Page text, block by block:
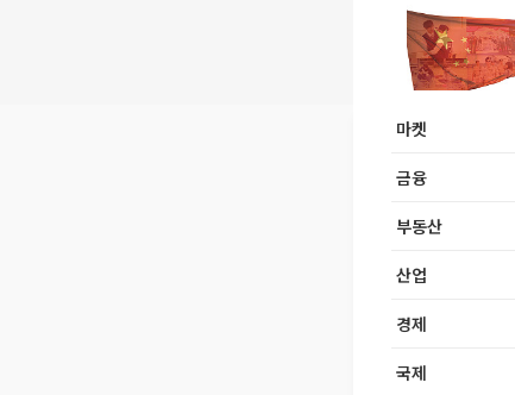
마켓
금융
부동산
산업
경제
국제